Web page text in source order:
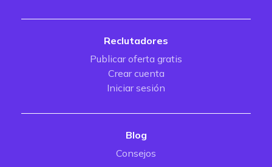
Reclutadores
Publicar oferta gratis
Crear cuenta
Iniciar sesión
Blog
Consejos